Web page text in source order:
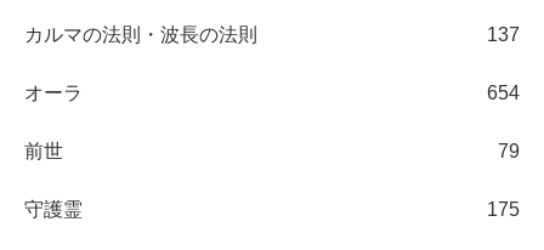
カルマの法則・波長の法則 137
オーラ 654
前世 79
守護霊 175